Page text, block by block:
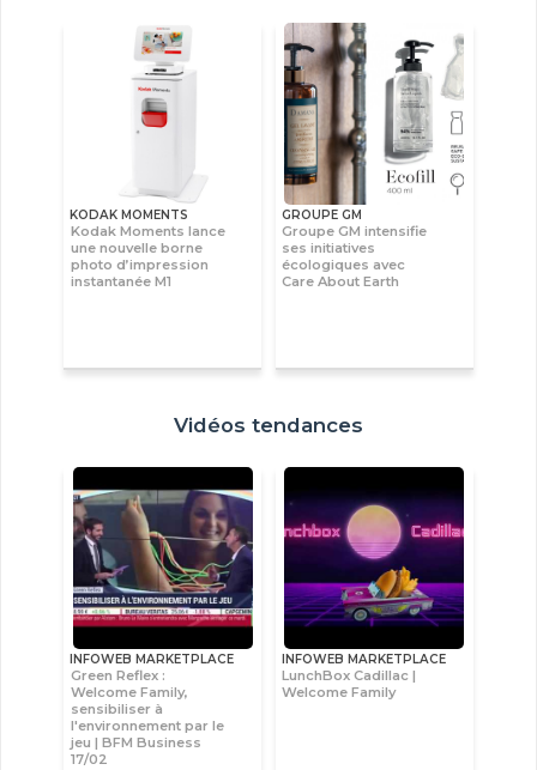
KODAK MOMENTS
Kodak Moments lance
une nouvelle borne
photo d’impression
instantanée M1
GROUPE GM
Groupe GM intensifie
ses initiatives
écologiques avec
Care About Earth
Vidéos tendances
INFOWEB MARKETPLACE
Green Reflex :
Welcome Family,
sensibiliser à
l'environnement par le
jeu | BFM Business
17/02
INFOWEB MARKETPLACE
LunchBox Cadillac |
Welcome Family